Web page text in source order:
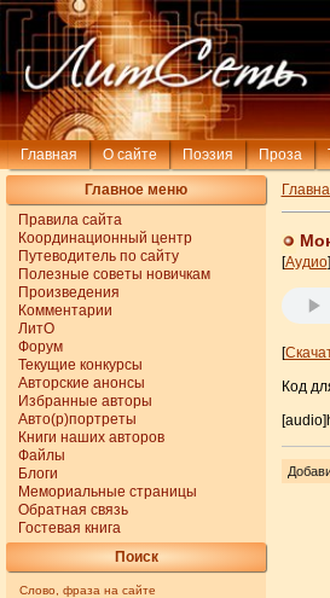
Главная О сайте Поэзия Проза
Главное меню
Правила сайта
Координационный центр
Путеводитель по сайту
Полезные советы новичкам
Произведения
Комментарии
ЛитО
Форум
Текущие конкурсы
Авторские анонсы
Избранные авторы
Авто(р)портреты
Книги наших авторов
Файлы
Блоги
Мемориальные страницы
Обратная связь
Гостевая книга
Поиск
Слово, фраза на сайте
[Аудио]
[
Код